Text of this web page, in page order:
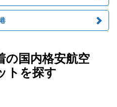
国内格安航空
トを探す